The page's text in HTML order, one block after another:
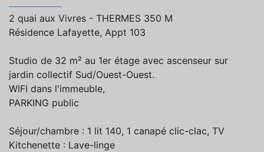
2 quai aux Vivres - THERMES 350 M
Résidence Lafayette, Appt 103
Studio de 32 m² au 1er étage avec ascenseur sur
jardin collectif Sud/Ouest-Ouest.
WIFI dans l'immeuble,
PARKING public
Séjour/chambre : 1 lit 140, 1 canapé clic-clac, TV
Kitchenette : Lave-linge